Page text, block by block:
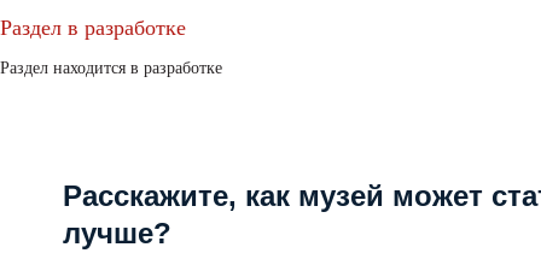
Раздел в разработке
Раздел находится в разработке
Расскажите, как музей может
лучше?